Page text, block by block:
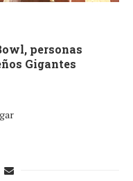
personas
Gigantes